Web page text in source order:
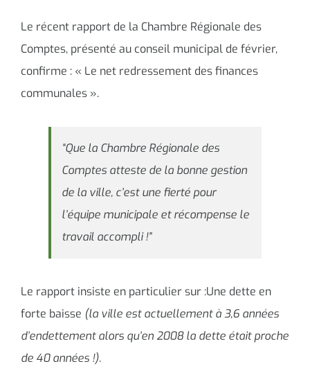
Contacter le maire
Le récent rapport de la Chambre Régionale des
Comptes, présenté au conseil municipal de février,
confirme : « Le net redressement des finances
communales ».
“Que la Chambre Régionale des
Comptes atteste de la bonne gestion
de la ville, c’est une fierté pour
l’équipe municipale et récompense le
travail accompli !”
Le rapport insiste en particulier sur :Une dette en
forte baisse (la ville est actuellement à 3,6 années
d’endettement alors qu’en 2008 la dette était proche
de 40 années !).